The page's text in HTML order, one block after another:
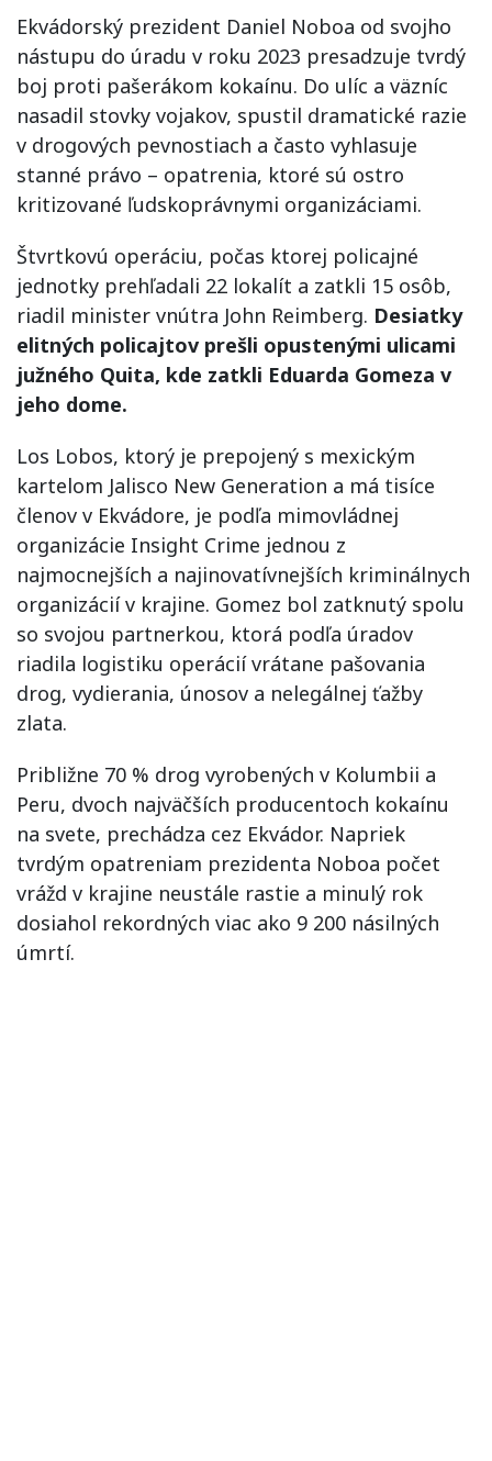
Ekvádorský prezident Daniel Noboa od svojho
nástupu do úradu v roku 2023 presadzuje tvrdý
boj proti pašerákom kokaínu. Do ulíc a väzníc
nasadil stovky vojakov, spustil dramatické razie
v drogových pevnostiach a často vyhlasuje
stanné právo – opatrenia, ktoré sú ostro
kritizované ľudskoprávnymi organizáciami.
Štvrtkovú operáciu, počas ktorej policajné
jednotky prehľadali 22 lokalít a zatkli 15 osôb,
riadil minister vnútra John Reimberg. Desiatky
elitných policajtov prešli opustenými ulicami
južného Quita, kde zatkli Eduarda Gomeza v
jeho dome.
Los Lobos, ktorý je prepojený s mexickým
kartelom Jalisco New Generation a má tisíce
členov v Ekvádore, je podľa mimovládnej
organizácie Insight Crime jednou z
najmocnejších a najinovatívnejších kriminálnych
organizácií v krajine. Gomez bol zatknutý spolu
so svojou partnerkou, ktorá podľa úradov
riadila logistiku operácií vrátane pašovania
drog, vydierania, únosov a nelegálnej ťažby
zlata.
Približne 70 % drog vyrobených v Kolumbii a
Peru, dvoch najväčších producentoch kokaínu
na svete, prechádza cez Ekvádor. Napriek
tvrdým opatreniam prezidenta Noboa počet
vrážd v krajine neustále rastie a minulý rok
dosiahol rekordných viac ako 9 200 násilných
úmrtí.